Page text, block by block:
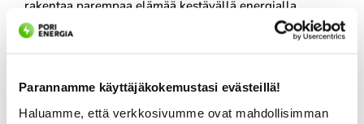
Parannamme käyttäjäkokemustasi evästeillä!
Haluamme, että verkkosivumme ovat mahdollisimman
rakentaa parempaa elämää kestävällä energialla.